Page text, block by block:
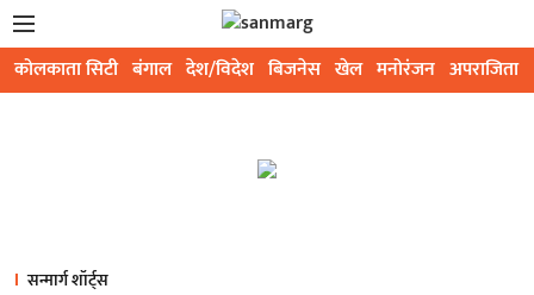
कोलकाता सिटी बंगाल देश/विदेश बिजनेस खेल मनोरंजन अपराजिता
सन्मार्ग शॉर्ट्स